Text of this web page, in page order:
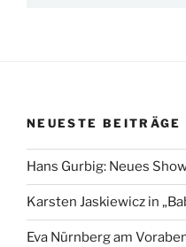
NEUESTE BEITRÄGE
Hans Gurbig: Neues
Karsten Jaskiewicz in
Eva Nürnberg am